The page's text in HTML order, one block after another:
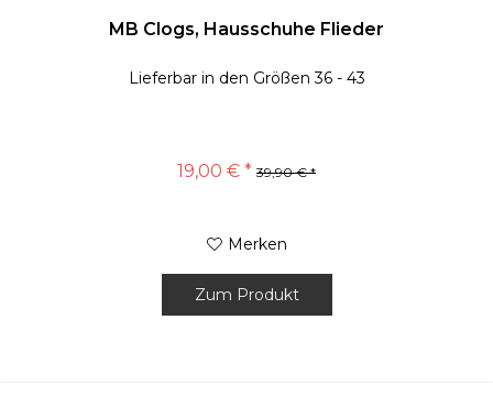
MB Clogs, Hausschuhe Flieder
Lieferbar in den Größen 36 - 43
19,00 € * 39,90 € *
Merken
Zum Produkt